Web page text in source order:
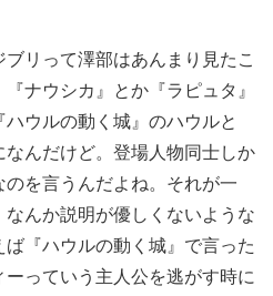
ブリって澤部はあんまり見たこ
ナウシカ』とか『ラピュタ』
ウルの動く城』のハウルと
んだけど。登場人物同士しか
を言うんだよね。それが一
んか説明が優しくないような
『ハウルの動く城』で言った
っていう主人公を逃がす時に